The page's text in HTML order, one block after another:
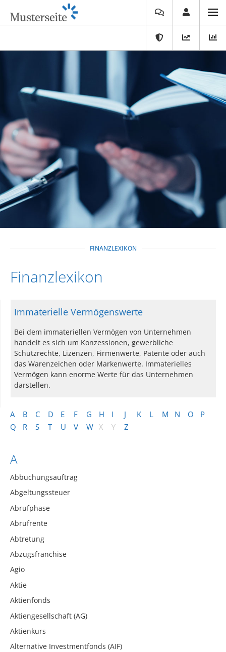
FINANZLEXIKON
Finanzlexikon
A B C D E F G H I J K L M N O
P
Q
R S T U V W X Y Z
A
Abbuchungsauftrag
Abgeltungssteuer
Abrufphase
Abrufrente
Abtretung
Abzugsfranchise
Agio
Aktie
Aktienfonds
Aktiengesellschaft (AG)
Aktienkurs
Alternative Investmentfonds (AIF)
Immaterielle Vermögenswerte
Bei dem immateriellen Vermögen von Unternehmen
handelt es sich um Konzessionen, gewerbliche
Schutzrechte, Lizenzen, Firmenwerte, Patente oder auch
das Warenzeichen oder Markenwerte. Immaterielles
Vermögen kann enorme Werte für das Unternehmen
darstellen.